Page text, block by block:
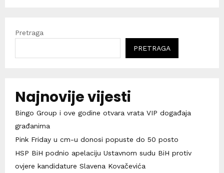
objava
Pretraga
PRETRAGA
Najnovije vijesti
Bingo Group i ove godine otvara vrata VIP događaja
građanima
Pink Friday u cm-u donosi popuste do 50 posto
HSP BiH podnio apelaciju Ustavnom sudu BiH protiv
ovjere kandidature Slavena Kovačevića